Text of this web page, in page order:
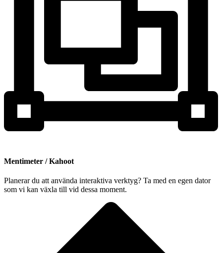
Mentimeter / Kahoot
Planerar du att använda interaktiva verktyg? Ta med en egen dator
som vi kan växla till vid dessa moment.